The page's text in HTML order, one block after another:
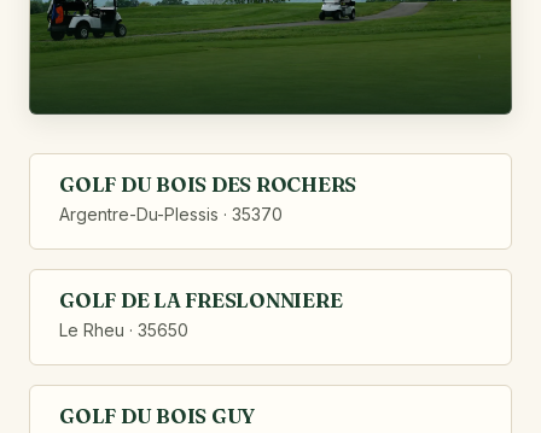
GOLF DU BOIS DES ROCHERS
Argentre-Du-Plessis · 35370
GOLF DE LA FRESLONNIERE
Le Rheu · 35650
GOLF DU BOIS GUY